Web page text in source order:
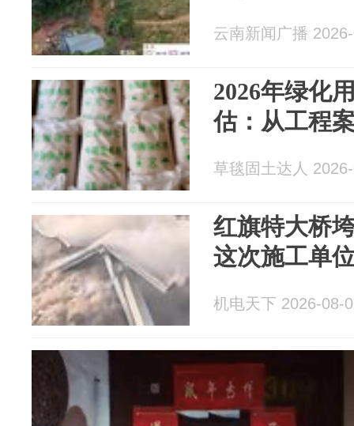
云南新闻广播
2026年绿化
估：从工程
草毯固土达人
红旗特大桥
这次施工单
机电天下 2026-08-